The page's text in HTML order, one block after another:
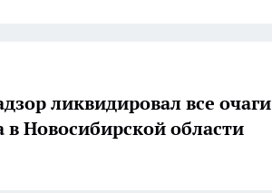
ликвидировал все очаги
в Новосибирской области